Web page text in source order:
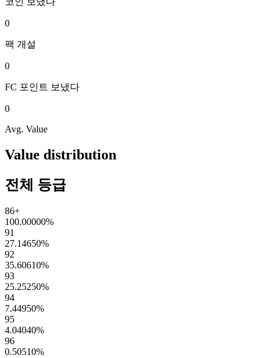
0
팩 개설
0
FC 포인트 보냈다
0
Avg. Value
Value distribution
전체 등급
86+
100.00000%
91
27.14650%
92
35.60610%
93
25.25250%
94
7.44950%
95
4.04040%
96
0.50510%